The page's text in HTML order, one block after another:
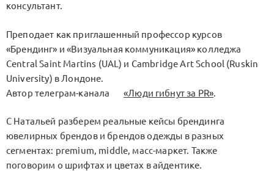
консультант.
Преподает как приглашенный профессор курсов
«Брендинг» и «Визуальная коммуникация» колледжа
Central Saint Martins (UAL) и Cambridge Art School (Ruskin
University) в Лондоне.
Автор телеграм-канала
«Люди гибнут за PR».
С Натальей разберем реальные кейсы брендинга
ювелирных брендов и брендов одежды в разных
сегментах: premium, middle, масс-маркет. Также
поговорим о шрифтах и цветах в айдентике.